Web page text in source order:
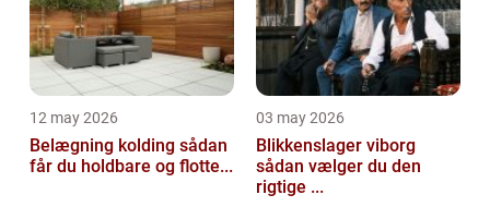
12 may 2026
Belægning kolding sådan
får du holdbare og flotte...
03 may 2026
Blikkenslager viborg
sådan vælger du den
rigtige ...